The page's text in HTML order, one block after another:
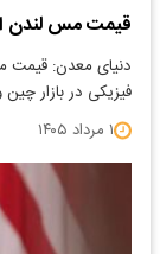
قیمت مس لندن از ۱۳۸۵۰ دلار عبور
دنیای معدن: قیمت
فیزیکی در بازار چین
۱ مرداد ۱۴۰۵